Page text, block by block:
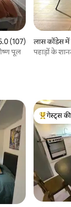
रेटिंग 5 में से 5.0, 107
(107)
पूल
लास कोंडेस में
पहाड़ों के
गेस्ट्स का
गेस्ट्स